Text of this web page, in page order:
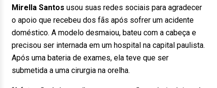
Mirella Santos usou suas redes sociais para agradecer
o apoio que recebeu dos fãs após sofrer um acidente
doméstico. A modelo desmaiou, bateu com a cabeça e
precisou ser internada em um hospital na capital paulista.
Após uma bateria de exames, ela teve que ser
submetida a uma cirurgia na orelha.